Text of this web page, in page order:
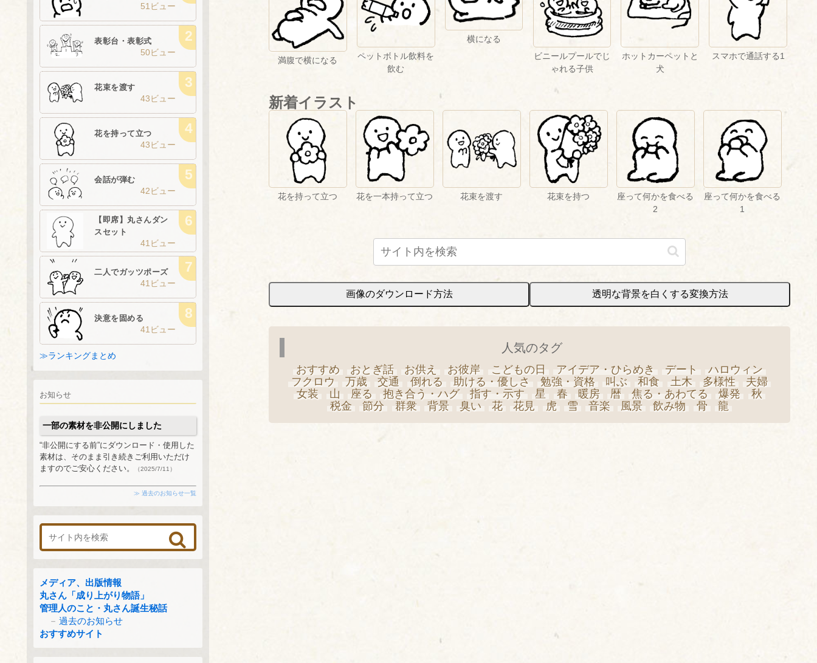
満腹で横になる
ペットボトル飲料を
飲む
横になる
ビニールプールでじ
ゃれる子供
ホットカーペットと
犬
スマホで通話する1
新着イラスト
花を持って立つ 花を一本持って立つ 花束を渡す 花束を持つ
座って何かを食べる
2
座って何かを食べる
1
画像のダウンロード方法 透明な背景を白くする変換方法
人気のタグ
おすすめ おとぎ話 お供え お彼岸 こどもの日 アイデア・ひらめき デート
ハロウィン
フクロウ
万歳 交通 倒れる 助ける・優しさ 勉強・資格 叫ぶ 和食 土木 多様性
夫婦
女装
山 座る 抱き合う・ハグ 指す・示す 星 春 暖房 暦 焦る・あわてる 爆発
秋
税金
節分 群衆 背景 臭い 花 花見 虎 雪 音楽 風景 飲み物 骨 龍
51ビュー
表彰台・表彰式
50ビュー
花束を渡す
43ビュー
花を持って立つ
43ビュー
会話が弾む
42ビュー
【即席】丸さんダン
スセット
41ビュー
二人でガッツポーズ
41ビュー
決意を固める
41ビュー
≫ランキングまとめ
お知らせ
一部の素材を非公開にしました
“非公開にする前”にダウンロード・使用した
素材は、そのまま引き続きご利用いただけ
ますのでご安心ください。
（2025/7/11）
≫ 過去のお知らせ一覧
メディア、出版情報
丸さん「成り上がり物語」
管理人のこと・丸さん誕生秘話
過去のお知らせ
おすすめサイト